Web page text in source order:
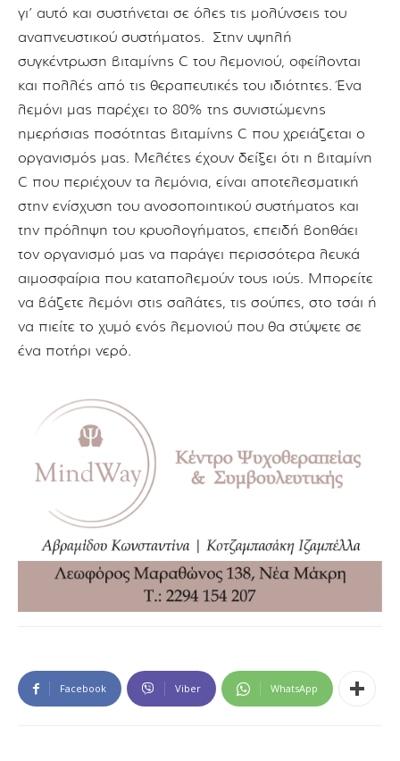
γι’ αυτό και συστήνεται σε όλες τις μολύνσεις του
αναπνευστικού συστήματος. Στην υψηλή
συγκέντρωση βιταμίνης C του λεμονιού, οφείλονται
και πολλές από τις θεραπευτικές του ιδιότητες. Ένα
λεμόνι μας παρέχει το 80% της συνιστώμενης
ημερήσιας ποσότητας βιταμίνης C που χρειάζεται ο
οργανισμός μας. Μελέτες έχουν δείξει ότι η βιταμίνη
C που περιέχουν τα λεμόνια, είναι αποτελεσματική
στην ενίσχυση του ανοσοποιητικού συστήματος και
την πρόληψη του κρυολογήματος, επειδή βοηθάει
τον οργανισμό μας να παράγει περισσότερα λευκά
αιμοσφαίρια που καταπολεμούν τους ιούς. Μπορείτε
να βάζετε λεμόνι στις σαλάτες, τις σούπες, στο τσάι ή
να πιείτε το χυμό ενός λεμονιού που θα στύψετε σε
ένα ποτήρι νερό.
Facebook Viber WhatsApp